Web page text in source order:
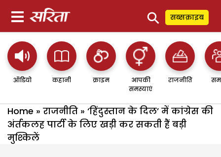
⚲ सब्सक्राइब
ऑडियो कहानी क्राइम
आपकी
समस्याएं
राजनीति
Home » राजनीति » ‘हिंदुस्तान के दिल’ में कांग्रेस की
अंर्तकलह पार्टी के लिए खड़ी कर सकती हैं बड़ी
मुश्किलें